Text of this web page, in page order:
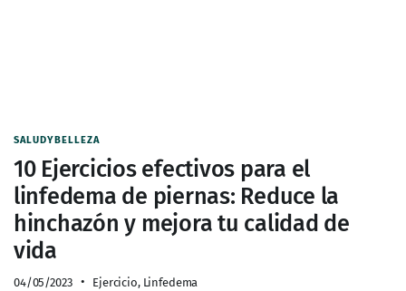
SALUDYBELLEZA
10 Ejercicios efectivos para el
linfedema de piernas: Reduce la
hinchazón y mejora tu calidad de
vida
04/05/2023 Ejercicio, Linfedema